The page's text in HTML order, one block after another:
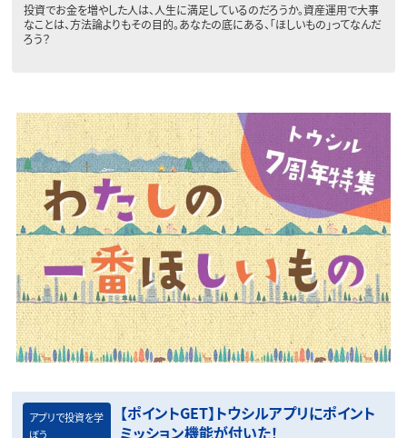
投資でお金を増やした人は、人生に満足しているのだろうか。資産運用で大事
なことは、方法論よりもその目的。あなたの底にある、「ほしいもの」ってなんだ
ろう？
アプリで投資を学
ぼう
【ポイントGET】トウシルアプリにポイント
ミッション機能が付いた！